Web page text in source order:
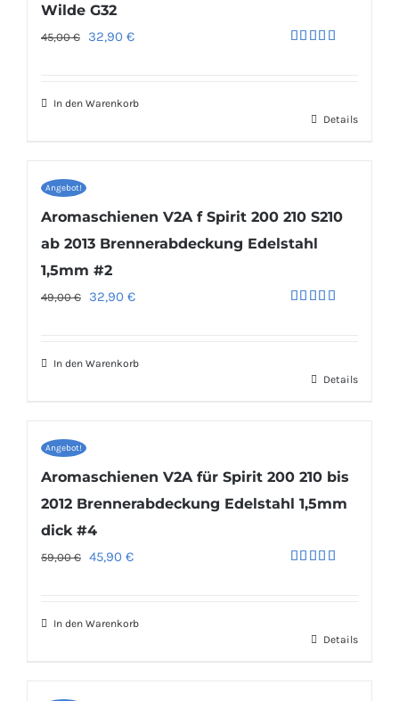
Wilde G32
45,00€ Ursprünglicher
45,00 €
32,90 €Aktueller
32,90 €.
In den Warenkorb
Details
Angebot!
Aromaschienen V2A f Spirit 200 210 S210
ab 2013 Brennerabdeckung Edelstahl
1,5mm #2
49,00€ Ursprünglicher
49,00 €
32,90 €Aktueller
32,90 €.
In den Warenkorb
Details
Angebot!
Aromaschienen V2A für Spirit 200 210 bis
2012 Brennerabdeckung Edelstahl 1,5mm
dick #4
59,00€ Ursprünglicher
59,00 €
45,90 €Aktueller
45,90 €.
In den Warenkorb
Details